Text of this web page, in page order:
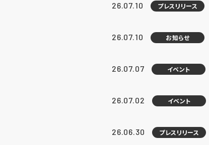
26.07.10 プレスリリース
26.07.10 お知らせ
26.07.07 イベント
26.07.02 イベント
26.06.30 プレスリリース